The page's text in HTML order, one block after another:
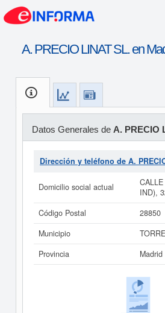
A. PRECIO LINAT SL. en
Datos Generales de A. PRECIO
Dirección y teléfono de A.
Domicilio social actual
IND),
Código Postal
28850
Municipio
Provincia
Madrid